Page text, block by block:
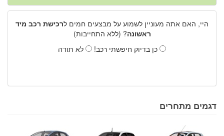
היי, האם אתה מעוניין לשמוע על מבצעים חמים לרכישת רכב מיד
ראשונה? (ללא התחייבות)
כן בדיוק חיפשתי רכב!
לא תודה
דגמים מתחרים